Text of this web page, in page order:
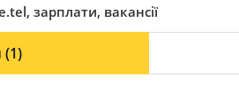
зарплати, вакансії
(1)